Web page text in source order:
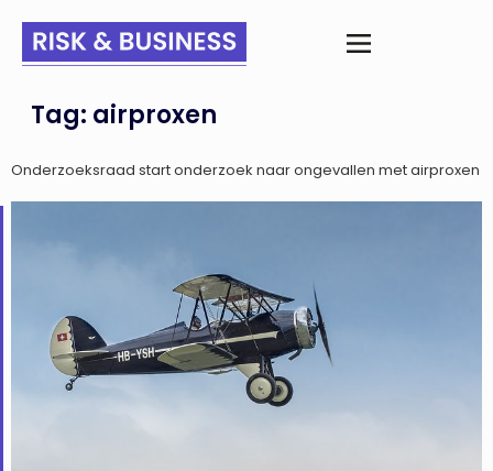
Tag: airproxen
Onderzoeksraad start onderzoek naar ongevallen met airproxen